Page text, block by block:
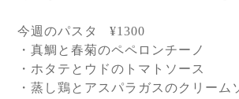
今週のパスタ
¥1300
・真鯛と春菊のペペロンチーノ
・ホタテとウドのトマトソース
・蒸し鶏とアスパラガスのクリー